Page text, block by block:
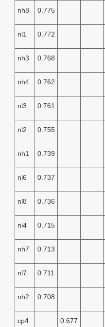
nh8 0.775
nl1 0.772
nh3 0.768
nh4 0.762
nl3 0.761
nl2 0.755
nh1 0.739
nl6 0.737
nl8 0.736
nl4 0.715
nh7 0.713
nl7 0.711
nh2 0.708
cp4 0.677